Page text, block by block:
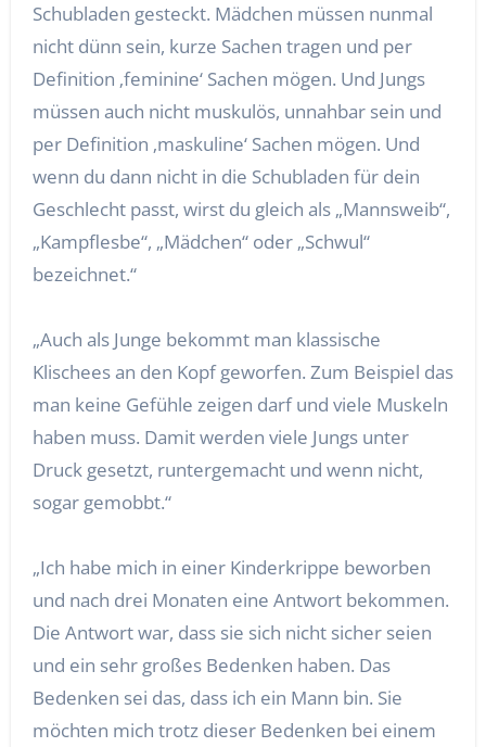
Schubladen gesteckt. Mädchen müssen nunmal
nicht dünn sein, kurze Sachen tragen und per
Definition ‚feminine‘ Sachen mögen. Und Jungs
müssen auch nicht muskulös, unnahbar sein und
per Definition ‚maskuline‘ Sachen mögen. Und
wenn du dann nicht in die Schubladen für dein
Geschlecht passt, wirst du gleich als „Mannsweib“,
„Kampflesbe“, „Mädchen“ oder „Schwul“
bezeichnet.“
„Auch als Junge bekommt man klassische
Klischees an den Kopf geworfen. Zum Beispiel das
man keine Gefühle zeigen darf und viele Muskeln
haben muss. Damit werden viele Jungs unter
Druck gesetzt, runtergemacht und wenn nicht,
sogar gemobbt.“
„Ich habe mich in einer Kinderkrippe beworben
und nach drei Monaten eine Antwort bekommen.
Die Antwort war, dass sie sich nicht sicher seien
und ein sehr großes Bedenken haben. Das
Bedenken sei das, dass ich ein Mann bin. Sie
möchten mich trotz dieser Bedenken bei einem